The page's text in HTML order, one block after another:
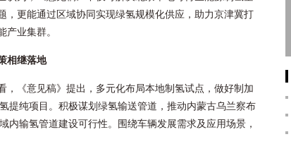
，更能通过区域协同实现绿氢规模化供应，助力京津冀打
产业集群。
相继落地
，《意见稿》提出，多元化布局本地制氢试点，做好制加
提纯项目。积极谋划绿氢输送管道，推动内蒙古乌兰察布
内输氢管道建设可行性。围绕车辆发展需求及应用场景，